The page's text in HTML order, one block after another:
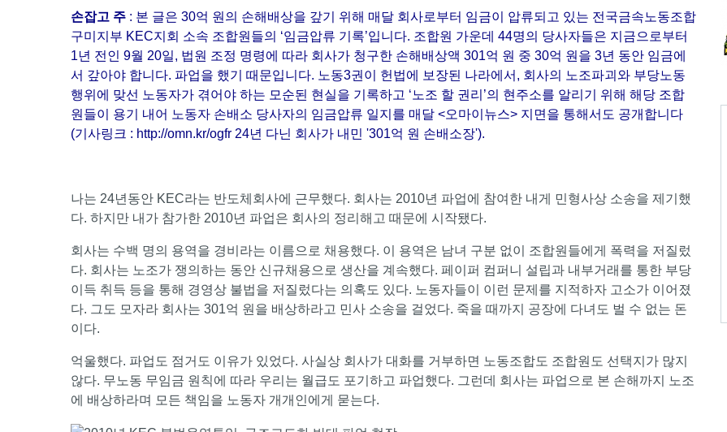
손잡고 주 : 본 글은 30억 원의 손해배상을 갚기 위해 매달 회사로부터 임금이 압류되고 있는 전국금속노동조합
구미지부 KEC지회 소속 조합원들의 ‘임금압류 기록’입니다. 조합원 가운데 44명의 당사자들은 지금으로부터
1년 전인 9월 20일, 법원 조정 명령에 따라 회사가 청구한 손해배상액 301억 원 중 30억 원을 3년 동안 임금에
서 갚아야 합니다. 파업을 했기 때문입니다. 노동3권이 헌법에 보장된 나라에서, 회사의 노조파괴와 부당노동
행위에 맞선 노동자가 겪어야 하는 모순된 현실을 기록하고 ‘노조 할 권리’의 현주소를 알리기 위해 해당 조합
원들이 용기 내어 노동자 손배소 당사자의 임금압류 일지를 매달 <오마이뉴스> 지면을 통해서도 공개합니다
(기사링크 : http://omn.kr/ogfr 24년 다닌 회사가 내민 '301억 원 손배소장').
나는 24년동안 KEC라는 반도체회사에 근무했다. 회사는 2010년 파업에 참여한 내게 민형사상 소송을 제기했
다. 하지만 내가 참가한 2010년 파업은 회사의 정리해고 때문에 시작됐다.
회사는 수백 명의 용역을 경비라는 이름으로 채용했다. 이 용역은 남녀 구분 없이 조합원들에게 폭력을 저질렀
다. 회사는 노조가 쟁의하는 동안 신규채용으로 생산을 계속했다. 페이퍼 컴퍼니 설립과 내부거래를 통한 부당
이득 취득 등을 통해 경영상 불법을 저질렀다는 의혹도 있다. 노동자들이 이런 문제를 지적하자 고소가 이어졌
다. 그도 모자라 회사는 301억 원을 배상하라고 민사 소송을 걸었다. 죽을 때까지 공장에 다녀도 벌 수 없는 돈
이다.
억울했다. 파업도 점거도 이유가 있었다. 사실상 회사가 대화를 거부하면 노동조합도 조합원도 선택지가 많지
않다. 무노동 무임금 원칙에 따라 우리는 월급도 포기하고 파업했다. 그런데 회사는 파업으로 본 손해까지 노조
에 배상하라며 모든 책임을 노동자 개개인에게 묻는다.